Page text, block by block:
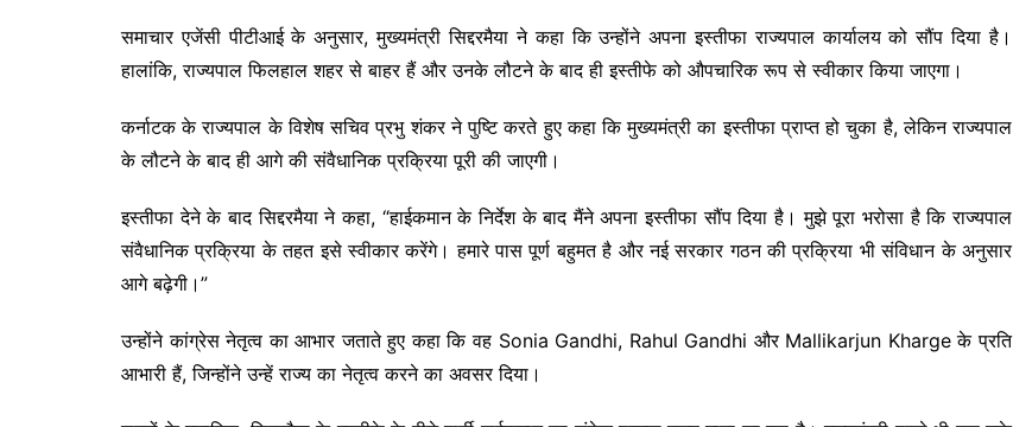
समाचार एजेंसी पीटीआई के अनुसार, मुख्यमंत्री सिद्दरमैया ने कहा कि उन्होंने अपना इस्तीफा राज्यपाल कार्यालय को सौंप दिया है।
हालांकि, राज्यपाल फिलहाल शहर से बाहर हैं और उनके लौटने के बाद ही इस्तीफे को औपचारिक रूप से स्वीकार किया जाएगा।
कर्नाटक के राज्यपाल के विशेष सचिव प्रभु शंकर ने पुष्टि करते हुए कहा कि मुख्यमंत्री का इस्तीफा प्राप्त हो चुका है, लेकिन राज्यपाल
के लौटने के बाद ही आगे की संवैधानिक प्रक्रिया पूरी की जाएगी।
इस्तीफा देने के बाद सिद्दरमैया ने कहा, “हाईकमान के निर्देश के बाद मैंने अपना इस्तीफा सौंप दिया है। मुझे पूरा भरोसा है कि राज्यपाल
संवैधानिक प्रक्रिया के तहत इसे स्वीकार करेंगे। हमारे पास पूर्ण बहुमत है और नई सरकार गठन की प्रक्रिया भी संविधान के अनुसार
आगे बढ़ेगी।”
उन्होंने कांग्रेस नेतृत्व का आभार जताते हुए कहा कि वह Sonia Gandhi, Rahul Gandhi और Mallikarjun Kharge के प्रति
आभारी हैं, जिन्होंने उन्हें राज्य का नेतृत्व करने का अवसर दिया।